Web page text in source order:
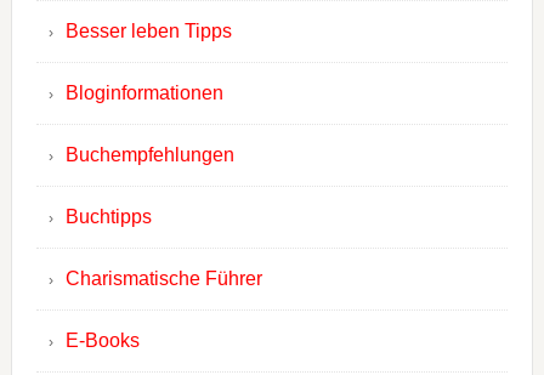
Besser leben Tipps
Bloginformationen
Buchempfehlungen
Buchtipps
Charismatische Führer
E-Books